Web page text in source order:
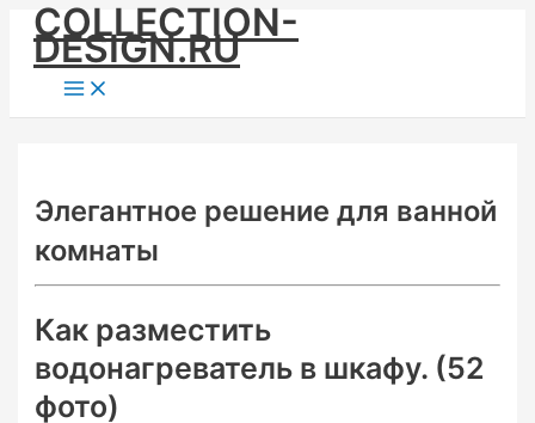
Skip
content
COLLECTION-
DESIGN.RU
Main
Menu
Элегантное решение для ванной
комнаты
Как разместить
водонагреватель в шкафу. (52
фото)